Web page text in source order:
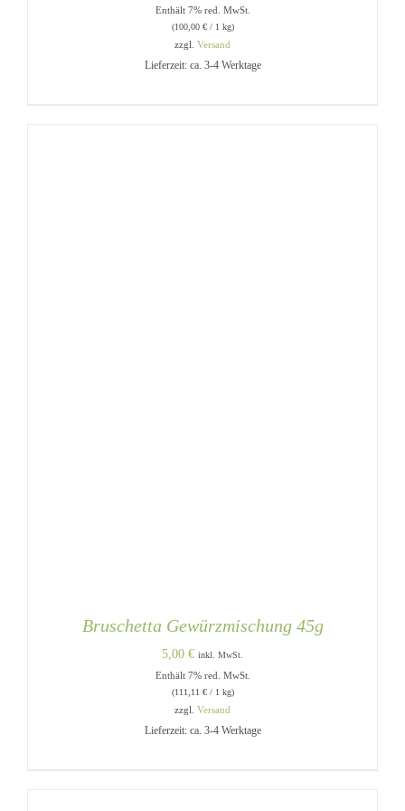
Enthält 7% red. MwSt.
(100,00 €/ 1 kg)
zzgl. Versand
Lieferzeit: ca. 3-4 Werktage
Bruschetta Gewürzmischung 45g
5,00 € inkl. MwSt.
Enthält 7% red. MwSt.
(111,11 €/ 1 kg)
zzgl. Versand
Lieferzeit: ca. 3-4 Werktage